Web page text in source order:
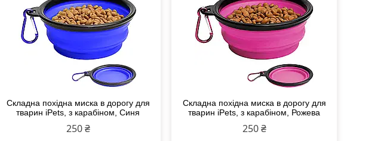
Складна похідна миска в дорогу для
тварин iPets, з карабіном, Синя
250 ₴
Складна похідна миска в дорогу для
тварин iPets, з карабіном, Рожева
250 ₴